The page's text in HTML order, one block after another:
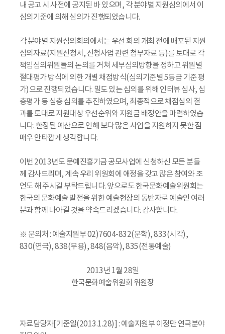
내 공고 시 사전에 공지된 바 있으며, 각 분야별 지원심의에서 이
심의기준에 의해 심의가 진행되었습니다.
각 분야별 지원심의회의에서는 우선 회의 개최 전에 배포된 지원
심의자료(지원신청서, 신청사업 관련 첨부자료 등)를 토대로 각
책임심의위원들의 논의를 거쳐 세부심의방향을 정하고 위원별
절대평가 방식에 의한 개별 채점방식(심의기준별 5등급 기준 평
가)으로 진행되었습니다. 밀도 있는 심의를 위해 인터뷰 심사, 심
층평가 등 심층 심의를 추진하였으며, 최종적으로 채점심의 결
과를 토대로 지원대상 우선순위와 지원금 배정안을 마련하였습
니다. 한정된 예산으로 인해 보다 많은 사업을 지원하지 못한 점
매우 안타깝게 생각합니다.
이번 2013년도 문예진흥기금 공모사업에 신청하신 모든 분들
께 감사드리며, 계속 우리 위원회에 애정을 갖고 많은 참여와 조
언도 해 주시길 부탁드립니다. 앞으로도 한국문화예술위원회는
한국의 문화예술 발전을 위한 예술현장의 동반자로 예술인 여러
분과 함께 나아갈 것을 약속드리겠습니다. 감사합니다.
※ 문의처 : 예술지원부 02)7604-832(문학), 833(시각),
830(연극), 838(무용), 848(음악), 835(전통예술)
2013년 1월 28일
한국문화예술위원회 위원장
자료담당자[기준일(2013.1.28)] : 예술지원부 이정만 연극분야